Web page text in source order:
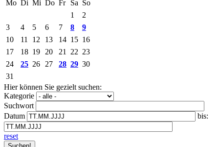
Mo Di Mi Do Fr Sa So
1
2
3
4 5 6 7 8
9
10
11 12 13 14 15 16
17
18 19 20 21 22 23
24
25 26 27 28 29 30
31
Hier können Sie gezielt suchen:
Kategorie
Suchwort
Datum
bis:
reset